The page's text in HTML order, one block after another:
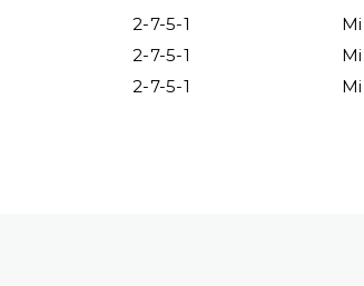
2-7-5-1
2-7-5-1
2-7-5-1